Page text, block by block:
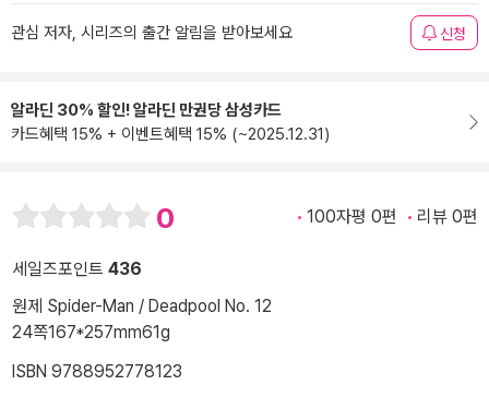
관심 저자, 시리즈의 출간 알림을 받아보세요 신청
알라딘 30% 할인! 알라딘 만권당 삼성카드
카드혜택 15% + 이벤트혜택 15% (~2025.12.31)
0 100자평 0편 리뷰 0편
세일즈포인트 436
원제 Spider-Man / Deadpool No. 12
24쪽167*257mm61g
ISBN 9788952778123